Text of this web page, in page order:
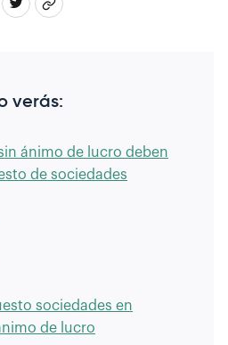
verás:
ánimo de lucro deben
de sociedades
sociedades en
de lucro